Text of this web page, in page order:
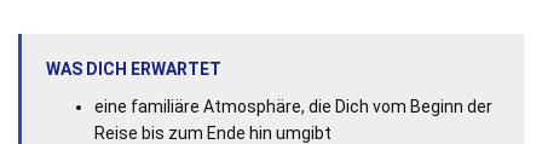
WAS DICH ERWARTET
eine familiäre Atmosphäre, die Dich vom Beginn der
Reise bis zum Ende hin umgibt